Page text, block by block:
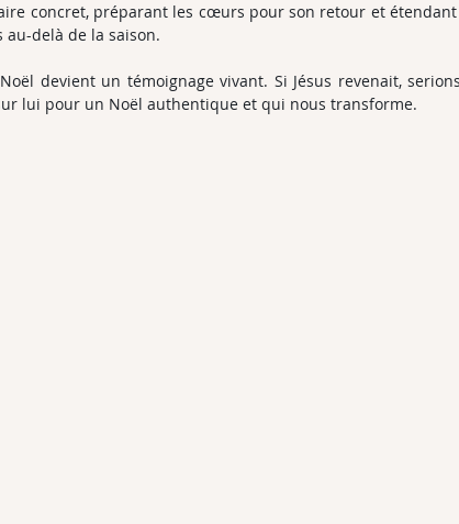
concret, préparant les cœurs pour son retour et étendant
au-delà de la saison.
devient un témoignage vivant. Si Jésus revenait,
lui pour un Noël authentique et qui nous transforme.